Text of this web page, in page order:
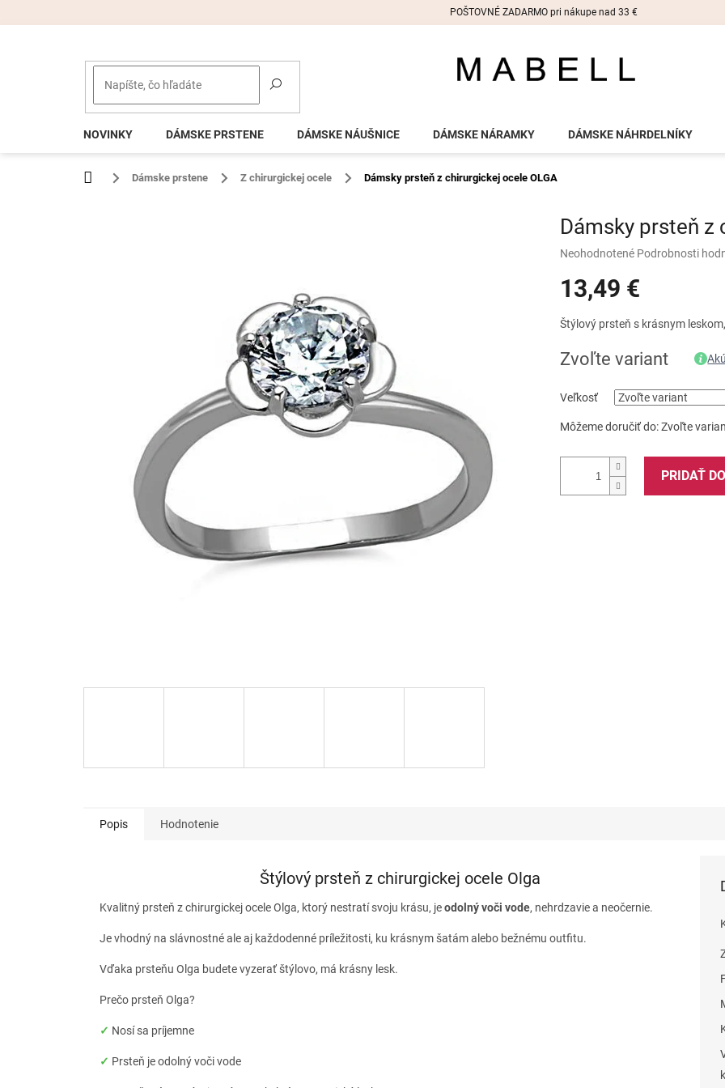
POŠTOVNÉ ZADARMO pri nákupe nad 33 €
NOVINKY DÁMSKE PRSTENE DÁMSKE NÁUŠNICE DÁMSKE NÁRAMKY DÁMSKE NÁHRDELNÍKY
Domov Dámske prstene Z chirurgickej ocele Dámsky prsteň z chirurgickej ocele OLGA
Dámsky prsteň z
Priemerné
produktu
je
z
hviezdičiek.
Neohodnotené Podrobnosti
13,49 €
Jednotková
cena:
Štýlový prsteň s krásnym
Zvoľte variant
Veľkosť
Môžeme doručiť do:Zvoľte
PRIDAŤ
Popis Hodnotenie
Štýlový prsteň z chirurgickej ocele Olga
Kvalitný prsteň z chirurgickej ocele Olga, ktorý nestratí svoju krásu, jeodolný voči vode, nehrdzavie a neočernie.
Je vhodný na slávnostné ale aj každodenné príležitosti, ku krásnym šatám alebo bežnému outfitu.
Vďaka prsteňu Olga budete vyzerať štýlovo, má krásny lesk.
Prečo prsteň Olga?
✓ Nosí sa príjemne
✓ Prsteň je odolný voči vode